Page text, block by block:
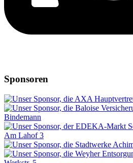
Sponsoren